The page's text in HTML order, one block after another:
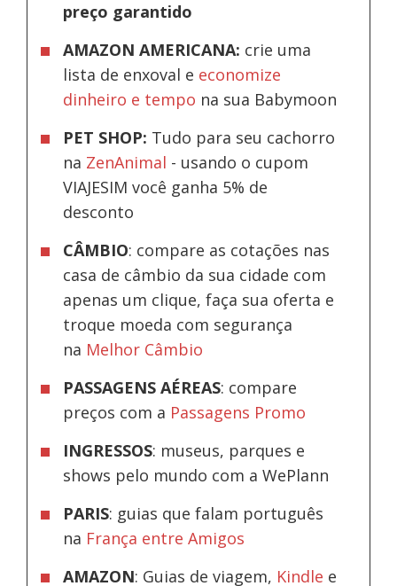
preço garantido
AMAZON AMERICANA: crie uma
lista de enxoval e economize
dinheiro e tempo na sua Babymoon
PET SHOP: Tudo para seu cachorro
na ZenAnimal - usando o cupom
VIAJESIM você ganha 5% de
desconto
CÂMBIO: compare as cotações nas
casa de câmbio da sua cidade com
apenas um clique, faça sua oferta e
troque moeda com segurança
na Melhor Câmbio
PASSAGENS AÉREAS: compare
preços com a Passagens Promo
INGRESSOS: museus, parques e
shows pelo mundo com a WePlann
PARIS: guias que falam português
na França entre Amigos
AMAZON: Guias de viagem, Kindle e